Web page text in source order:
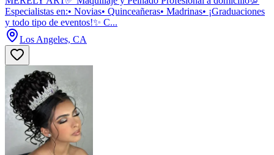
Especialistas en:• Novias• Quinceañeras• Madrinas• ¡Graduaciones
y todo tipo de eventos!✨ C...
Los Angeles, CA